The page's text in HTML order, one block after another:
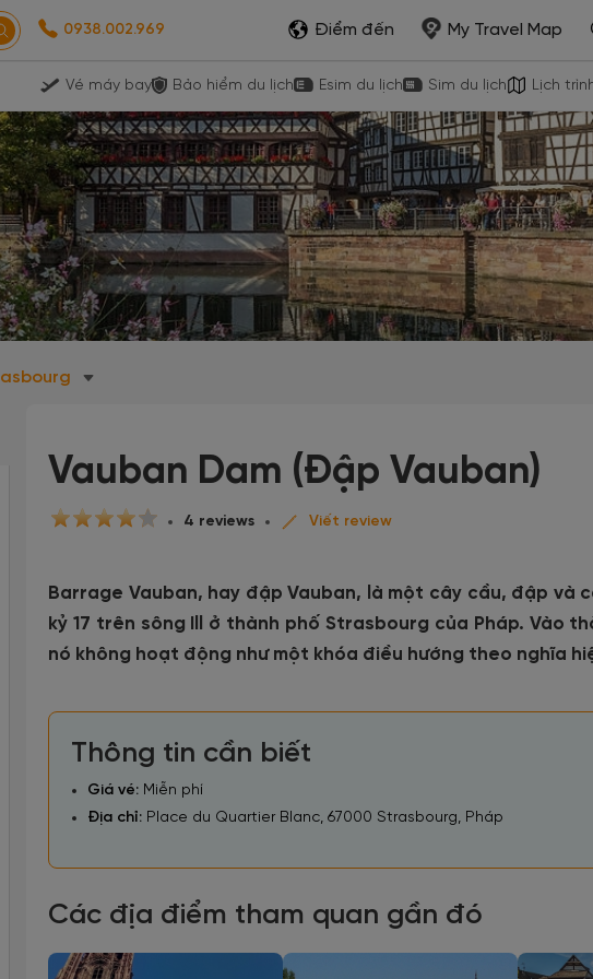
0938.002.969 Điểm đến My Travel Map
Vé máy bay Bảo hiểm du lịch Esim du lịch Sim du lịch Lịch
Vauban Dam (Đập Vauban)
4 reviews Viết review
Barrage Vauban, hay đập Vauban, là một cây cầu, đập và
kỷ 17 trên sông Ill ở thành phố Strasbourg của Pháp. Vào
nó không hoạt động như một khóa điều hướng theo nghĩa
Thông tin cần biết
Giá vé: Miễn phí
Địa chỉ: Place du Quartier Blanc, 67000 Strasbourg, Pháp
Các địa điểm tham quan gần đó